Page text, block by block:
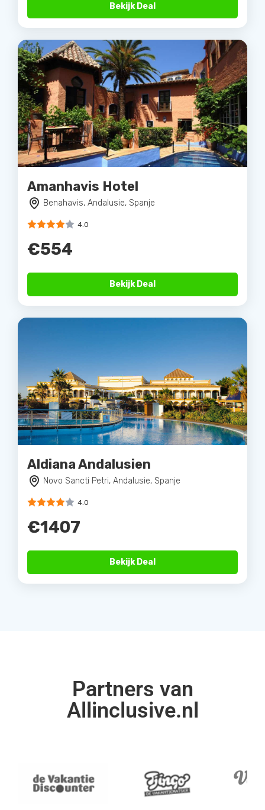
Bekijk Deal
Amanhavis Hotel
Benahavis, Andalusie, Spanje
4.0
€554
Bekijk Deal
Aldiana Andalusien
Novo Sancti Petri, Andalusie, Spanje
4.0
€1407
Bekijk Deal
Partners van
Allinclusive.nl